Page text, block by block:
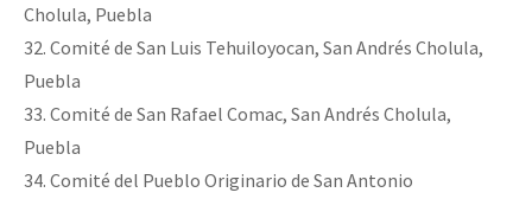
Cholula, Puebla
32. Comité de San Luis Tehuiloyocan, San Andrés Cholula,
Puebla
33. Comité de San Rafael Comac, San Andrés Cholula,
Puebla
34. Comité del Pueblo Originario de San Antonio